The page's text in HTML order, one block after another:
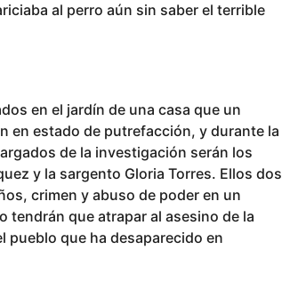
al perro aún sin saber el terrible
en el jardín de una casa que un
en estado de putrefacción, y durante la
de la investigación serán los
y la sargento Gloria Torres. Ellos dos
crimen y abuso de poder en un
tendrán que atrapar al asesino de la
pueblo que ha desaparecido en